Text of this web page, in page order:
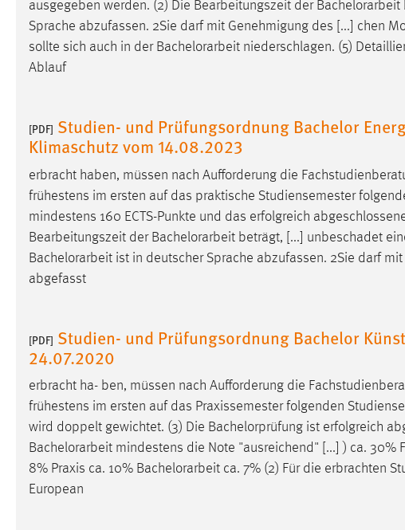
ausgegeben werden. (2) Die Bearbeitungszeit der Bachelorarbeit
Sprache abzufassen. 2Sie darf mit Genehmigung des [...] chen
sollte sich auch in der Bachelorarbeit niederschlagen. (5)
Ablauf
[PDF] Studien- und Prüfungsordnung Bachelor
Klimaschutz vom 14.08.2023
erbracht haben, müssen nach Aufforderung die
frühestens im ersten auf das praktische Studiensemester
mindestens 160 ECTS-Punkte und das erfolgreich
Bearbeitungszeit der Bachelorarbeit beträgt, [...] unbeschadet
Bachelorarbeit ist in deutscher Sprache abzufassen. 2Sie darf
abgefasst
[PDF] Studien- und Prüfungsordnung Bachelor
24.07.2020
erbracht ha- ben, müssen nach Aufforderung die
frühestens im ersten auf das Praxissemester folgenden
wird doppelt gewichtet. (3) Die Bachelorprüfung ist erfolgreich
Bachelorarbeit mindestens die Note "ausreichend" [...] ) ca. 30%
8% Praxis ca. 10% Bachelorarbeit ca. 7% (2) Für die erbrachten
European
STATISTIK
Statistik Cookies erfassen Informationen anonym.
Matomo
Name: _pk_ref, _pk_cvar, _pk_id, _pk_ses
Zweck: Zugriffsstatistik
Cookie Laufzeit: Max. 13 Monate
verwendet, um personalisierte Werbung anzuzeigen.
Sie tun dies, indem sie Besucher über Websites
hinweg verfolgen.
Google Ads
Name: _gcl_au
Anbieter: